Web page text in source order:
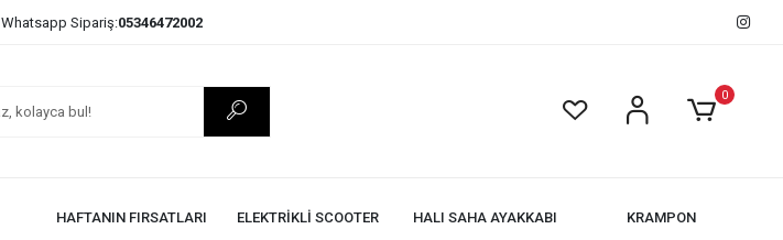
Whatsapp Sipariş:05346472002
0
HAFTANIN FIRSATLARI ELEKTRİKLİ SCOOTER HALI SAHA AYAKKABI KRAMPON